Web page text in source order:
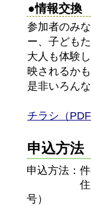
●情報交換
参加者のみ
ー、子ども
大人も体験
映されるかも
是非いろん
チラシ（PDF
申込方法
申込方法：
住所、氏
号）